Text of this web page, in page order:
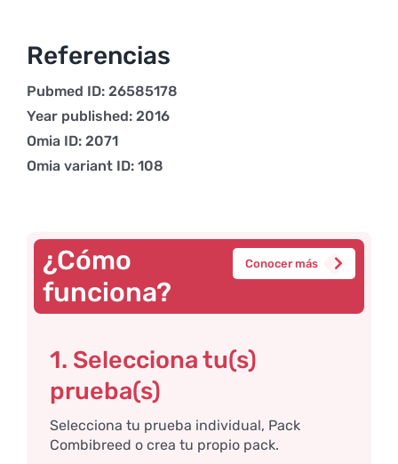
Referencias
Pubmed ID: 26585178
Year published: 2016
Omia ID: 2071
Omia variant ID: 108
¿Cómo
funciona?
Conocer más
1. Selecciona tu(s)
prueba(s)
Selecciona tu prueba individual, Pack
Combibreed o crea tu propio pack.